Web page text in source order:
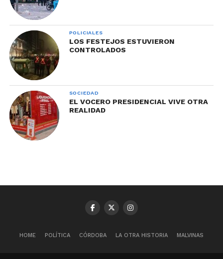
POLICIALES
LOS FESTEJOS ESTUVIERON
CONTROLADOS
SOCIEDAD
EL VOCERO PRESIDENCIAL VIVE OTRA
REALIDAD
HOME POLÍTICA CÓRDOBA LA OTRA HISTORIA MALVINAS